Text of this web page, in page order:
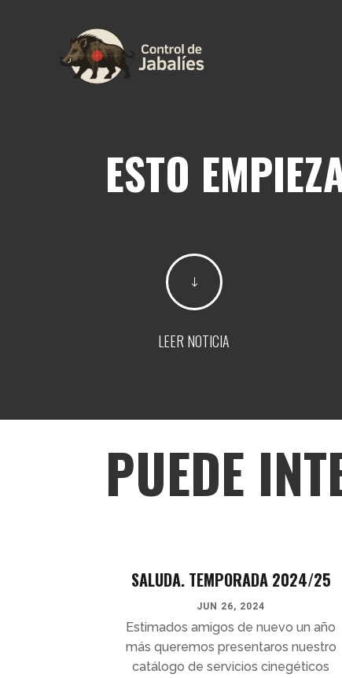
ESTO
"
LEER NOTICIA
PUEDE
SALUDA. TEMPORADA 2024/25
JUN 26, 2024
Estimados amigos de nuevo un año
más queremos presentaros nuestro
catálogo de servicios cinegéticos